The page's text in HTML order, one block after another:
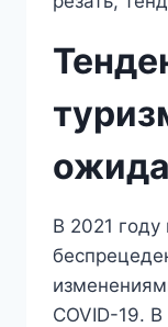
В 2021 году
COVID-19.